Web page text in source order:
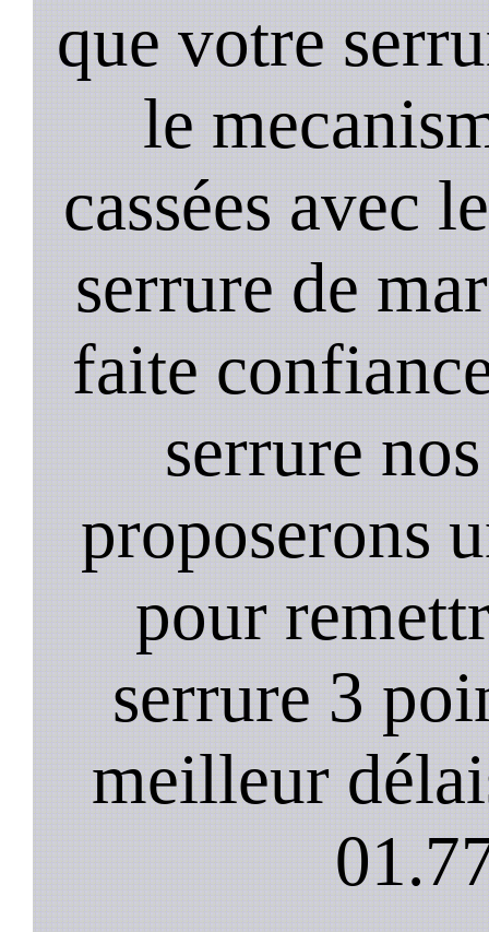
que votre
le
cassées avec
serrure de
faite
serrure
proposerons
pour
serrure 3
meilleur